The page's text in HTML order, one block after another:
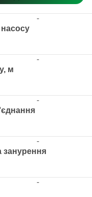
м
занурення
-
-
-
-
-